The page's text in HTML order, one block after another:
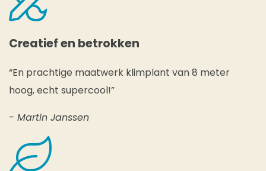
Creatief en betrokken
“En prachtige maatwerk klimplant van 8 meter
hoog, echt supercool!”
- Martin Janssen